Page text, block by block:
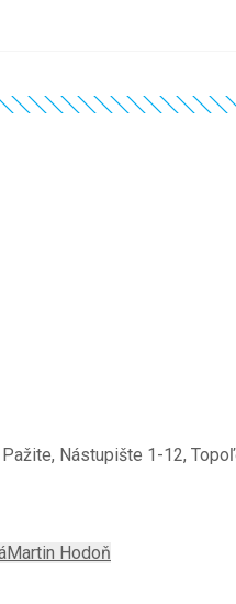
Nástupište 1-12,
Martin Hodoň